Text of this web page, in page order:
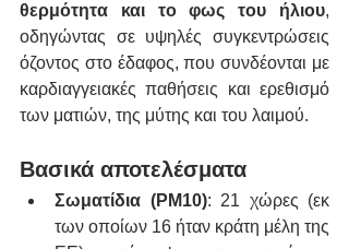
θερμότητα και το φως του ήλιου,
οδηγώντας σε υψηλές συγκεντρώσεις
όζοντος στο έδαφος, που συνδέονται με
καρδιαγγειακές παθήσεις και ερεθισμό
των ματιών, της μύτης και του λαιμού.
Βασικά αποτελέσματα
Σωματίδια (PM10): 21 χώρες (εκ
των οποίων 16 ήταν κράτη μέλη της